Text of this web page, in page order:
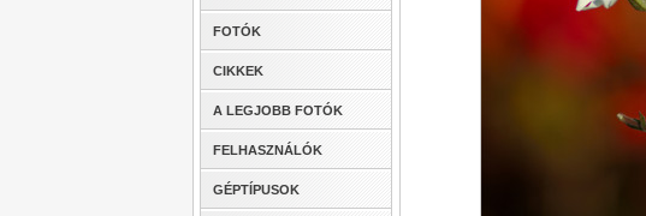
FOTÓK
CIKKEK
A LEGJOBB FOTÓK
FELHASZNÁLÓK
GÉPTÍPUSOK